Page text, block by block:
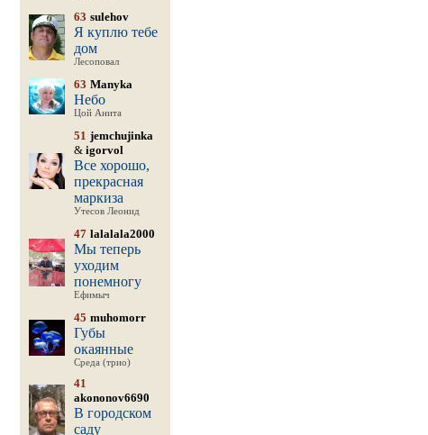
63 sulehov
Я куплю тебе
дом
Лесоповал
63 Manyka
Небо
Цой Анита
51 jemchujinka
& igorvol
Все хорошо,
прекрасная
маркиза
Утесов Леонид
47 lalalala2000
Мы теперь
уходим
понемногу
Ефимыч
45 muhomorr
Губы
окаянные
Среда (трио)
41
akononov6690
В городском
саду